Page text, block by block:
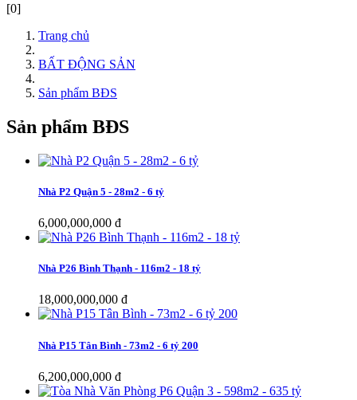
[0]
Trang chủ
BẤT ĐỘNG SẢN
Sản phẩm BĐS
Sản phẩm BĐS
Nhà P2 Quận 5 - 28m2 - 6 tỷ
6,000,000,000 đ
Nhà P26 Bình Thạnh - 116m2 - 18 tỷ
18,000,000,000 đ
Nhà P15 Tân Bình - 73m2 - 6 tỷ 200
6,200,000,000 đ